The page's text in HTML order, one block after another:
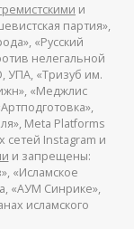
и
партия»,
«Русский
нелегальной
УПА, «Тризуб им.
«Меджлис
Meta Platforms
сетей Instagram и
и запрещены:
«Исламское
«АУМ Синрике»,
исламского